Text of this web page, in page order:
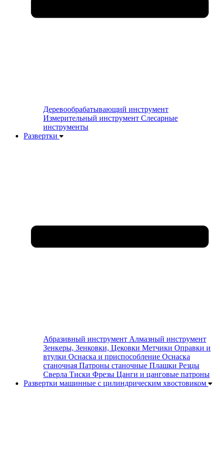
Деревообрабатывающий инструмент
Измерительный инструмент Слесарные
инструменты
Развертки
Абразивный инструмент Алмазный инструмент
Зенкеры, Зенковки, Цековки Метчики Оправки и
втулки Оснаска и приспособление Оснаска
станочная Патроны станочные Плашки Резцы
Сверла Тиски Фрезы Цанги и цанговые патроны
Развертки машинные с цилиндрическим хвостовиком